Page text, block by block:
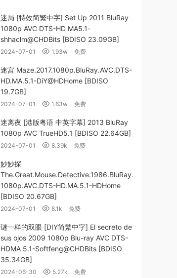
迷局 [特效简繁中字] Set Up 2011 BluRay
1080p AVC DTS-HD MA5.1-
shhaclm@CHDBits [BDISO 23.09GB]
2024-07-01 1.93w 免费
迷宫 Maze.2017.1080p.BluRay.AVC.DTS-
HD.MA.5.1-DiY@HDHome [BDISO
19.7GB]
2024-07-01 1.63w 免费
迷离夜 [港版粤语 中英字幕] 2013 BluRay
1080p AVC TrueHD5.1 [BDISO 22.64GB]
2024-07-01 8.39k 免费
妙妙探
The.Great.Mouse.Detective.1986.BluRay.
1080p.AVC.DTS-HD.MA.5.1-HDHome
[BDISO 20.67GB]
2024-07-01 8.1k 免费
谜一样的双眼 [DIY简繁中字] El secreto de
sus ojos 2009 1080p Blu-ray AVC DTS-
HDMA 5.1-Softfeng@CHDBits [BDISO
35.34GB]
2024-06-30 5.27k 免费